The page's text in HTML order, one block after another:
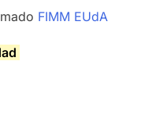
FIMM EUdA